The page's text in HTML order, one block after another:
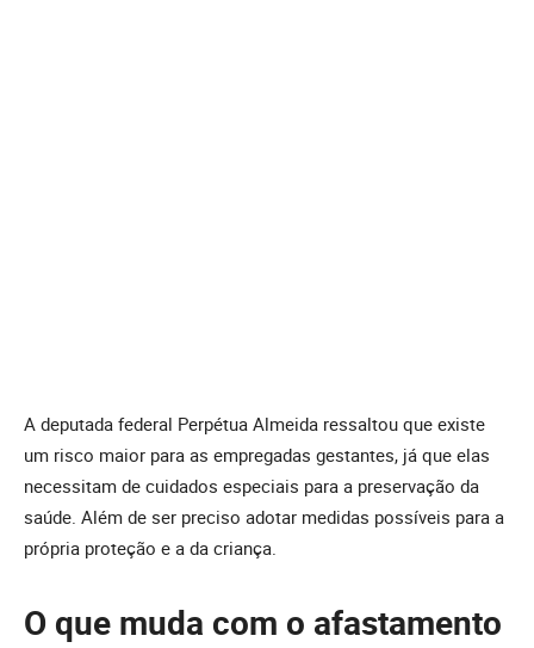
A deputada federal Perpétua Almeida ressaltou que existe
um risco maior para as empregadas gestantes, já que elas
necessitam de cuidados especiais para a preservação da
saúde. Além de ser preciso adotar medidas possíveis para a
própria proteção e a da criança.
O que muda com o afastamento